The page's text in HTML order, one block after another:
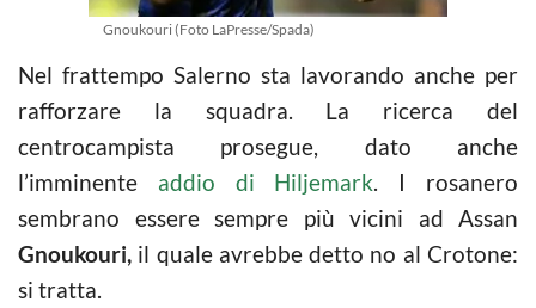
Gnoukouri (Foto LaPresse/Spada)
Nel frattempo Salerno sta lavorando anche per
rafforzare la squadra. La ricerca del
centrocampista prosegue, dato anche
l’imminente addio di Hiljemark. I rosanero
sembrano essere sempre più vicini ad Assan
Gnoukouri, il quale avrebbe detto no al Crotone:
si tratta.